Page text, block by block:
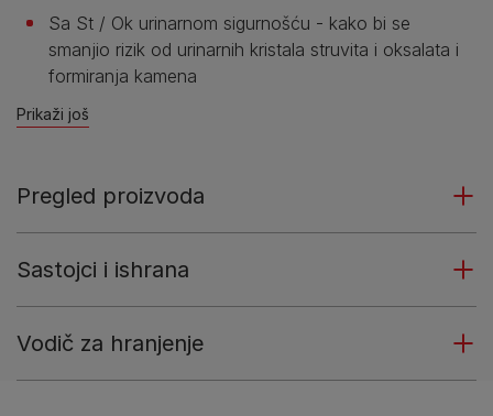
Sa St / Ok urinarnom sigurnošću - kako bi se
smanjio rizik od urinarnih kristala struvita i oksalata i
formiranja kamena
Prikaži još
Pregled proizvoda
Sastojci i ishrana
Vodič za hranjenje